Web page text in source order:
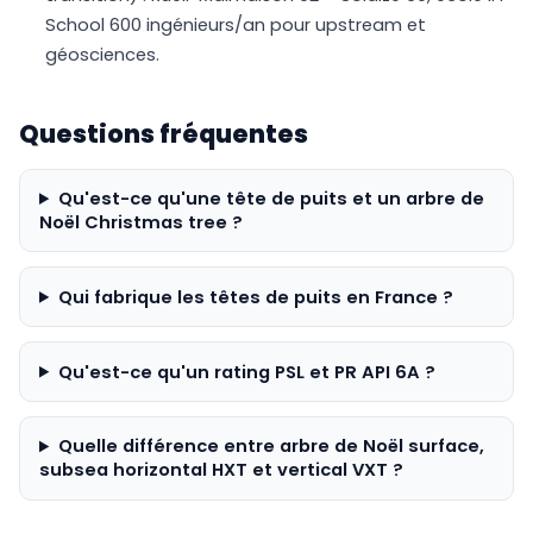
School 600 ingénieurs/an pour upstream et
géosciences.
Questions fréquentes
Qu'est-ce qu'une tête de puits et un arbre de
Noël Christmas tree ?
Qui fabrique les têtes de puits en France ?
Qu'est-ce qu'un rating PSL et PR API 6A ?
Quelle différence entre arbre de Noël surface,
subsea horizontal HXT et vertical VXT ?